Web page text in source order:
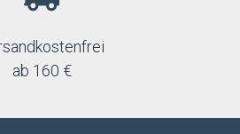
ab 160 €